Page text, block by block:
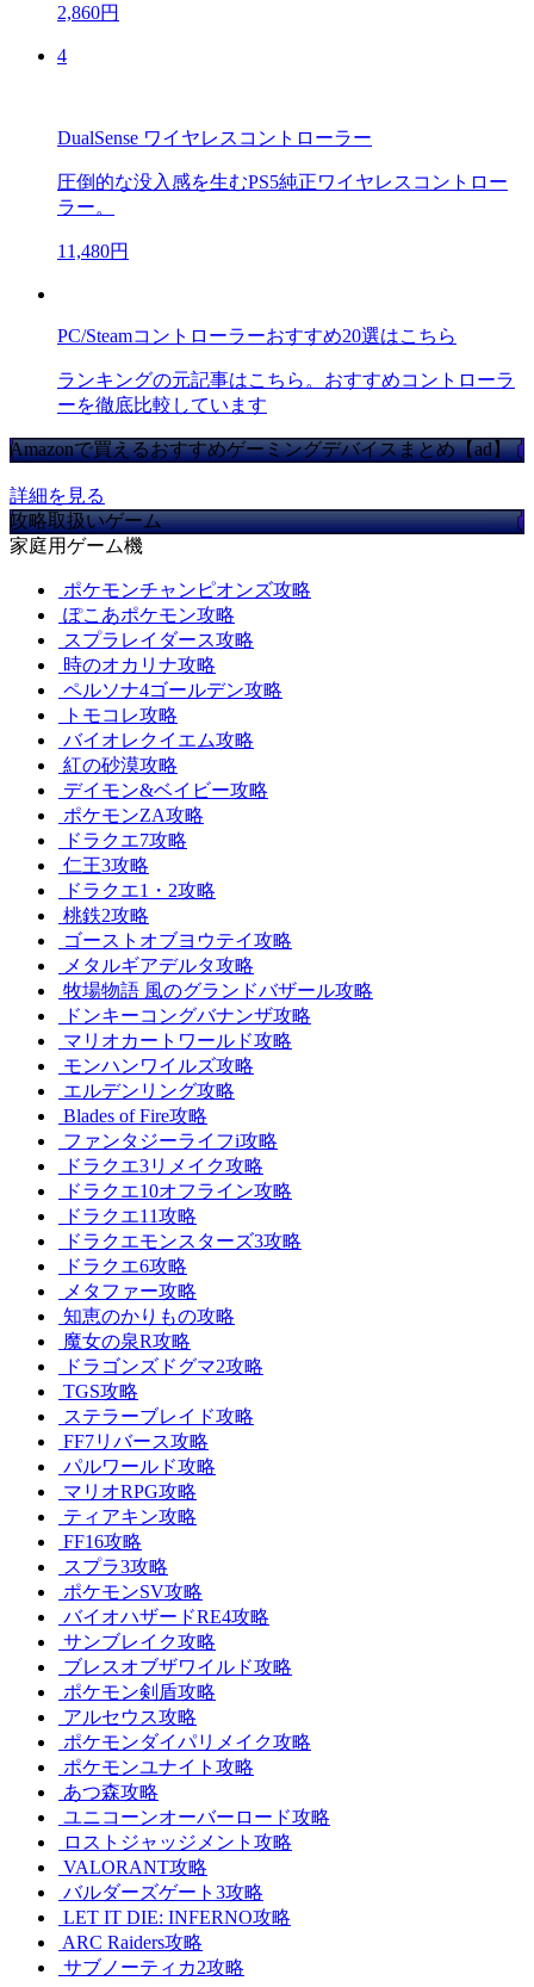
2,860円
4
DualSense ワイヤレスコントローラー
圧倒的な没入感を生むPS5純正ワイヤレスコントロー
ラー。
11,480円
PC/Steamコントローラーおすすめ20選はこちら
ランキングの元記事はこちら。おすすめコントローラ
ーを徹底比較しています
Amazonで買えるおすすめゲーミングデバイスまとめ【ad】
詳細を見る
攻略取扱いゲーム
家庭用ゲーム機
ポケモンチャンピオンズ攻略
ぽこあポケモン攻略
スプラレイダース攻略
時のオカリナ攻略
ペルソナ4ゴールデン攻略
トモコレ攻略
バイオレクイエム攻略
紅の砂漠攻略
デイモン&ベイビー攻略
ポケモンZA攻略
ドラクエ7攻略
仁王3攻略
ドラクエ1・2攻略
桃鉄2攻略
ゴーストオブヨウテイ攻略
メタルギアデルタ攻略
牧場物語 風のグランドバザール攻略
ドンキーコングバナンザ攻略
マリオカートワールド攻略
モンハンワイルズ攻略
エルデンリング攻略
Blades of Fire攻略
ファンタジーライフi攻略
ドラクエ3リメイク攻略
ドラクエ10オフライン攻略
ドラクエ11攻略
ドラクエモンスターズ3攻略
ドラクエ6攻略
メタファー攻略
知恵のかりもの攻略
魔女の泉R攻略
ドラゴンズドグマ2攻略
TGS攻略
ステラーブレイド攻略
FF7リバース攻略
パルワールド攻略
マリオRPG攻略
ティアキン攻略
FF16攻略
スプラ3攻略
ポケモンSV攻略
バイオハザードRE4攻略
サンブレイク攻略
ブレスオブザワイルド攻略
ポケモン剣盾攻略
アルセウス攻略
ポケモンダイパリメイク攻略
ポケモンユナイト攻略
あつ森攻略
ユニコーンオーバーロード攻略
ロストジャッジメント攻略
VALORANT攻略
バルダーズゲート3攻略
LET IT DIE: INFERNO攻略
ARC Raiders攻略
サブノーティカ2攻略